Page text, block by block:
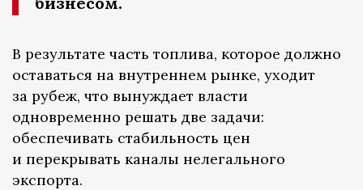
В результате часть топлива, которое должно
оставаться на внутреннем рынке, уходит
за рубеж, что вынуждает власти
одновременно решать две задачи:
обеспечивать стабильность цен
и перекрывать каналы нелегального
экспорта.